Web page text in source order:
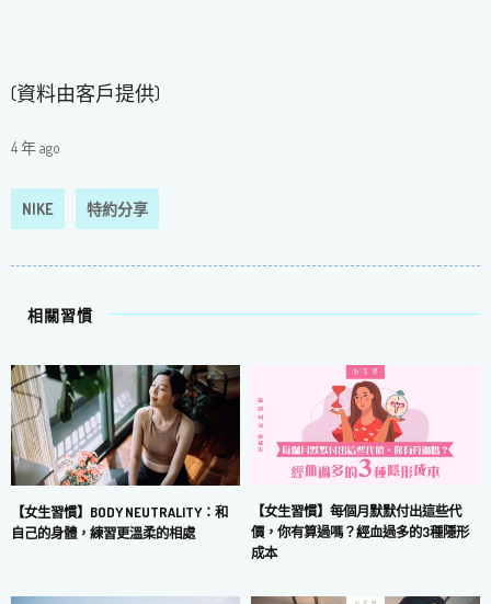
(資料由客戶提供)
4 年 ago
NIKE 特約分享
相關習慣
【女生習慣】BODY NEUTRALITY：和
自己的身體，練習更溫柔的相處
【女生習慣】每個月默默付出這些代
價，你有算過嗎？經血過多的3種隱形
成本